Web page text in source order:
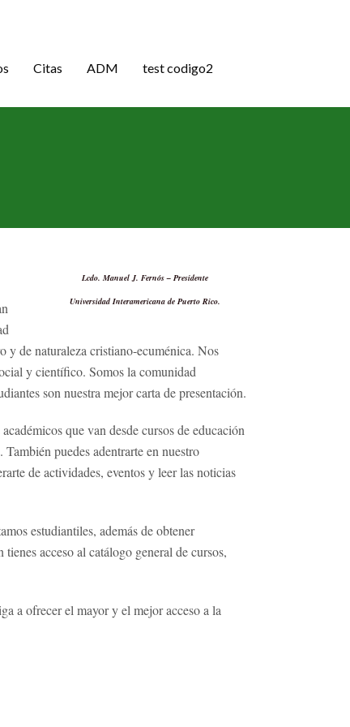
Citas ADM test codigo2
Lcdo. Manuel J. Fernós – Presidente
Universidad Interamericana de Puerto Rico.
y de naturaleza cristiano-ecuménica. Nos
y científico. Somos la comunidad
son nuestra mejor carta de presentación.
que van desde cursos de educación
puedes adentrarte en nuestro
de actividades, eventos y leer las noticias
estudiantiles, además de obtener
acceso al catálogo general de cursos,
a ofrecer el mayor y el mejor acceso a la